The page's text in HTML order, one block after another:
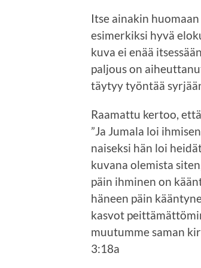
Itse ainakin
esimerkiksi hyvä
kuva ei enää
paljous on
täytyy työntää
Raamattu kertoo,
”Ja Jumala loi
naiseksi hän loi
kuvana olemista
päin ihminen on
häneen päin
kasvot
muutumme saman
3:18a